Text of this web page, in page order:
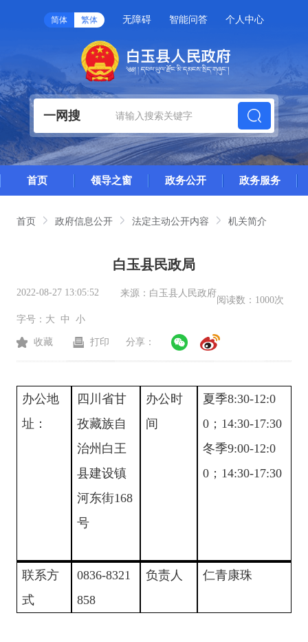
简体 繁体 无障碍 智能问答 个人中心
一网搜
首页 领导之窗 政务公开 政务服务
首页 政府信息公开 法定主动公开内容 机关简介
白玉县民政局
2022-08-27 13:05:52 来源： 白玉县人民政府
阅读数： 1000次
字号： 大 中 小
收藏 打印 分享：
办公地
址：
四川省甘
孜藏族自
治州 白王
县建设镇
河东街168
号
办公时
间
夏季8:30-12:0
0； 14:30-17:30
冬季9:00-12:0
0；14:30-17:30
联系方
式
0836-8321
858
负责人 仁青康珠